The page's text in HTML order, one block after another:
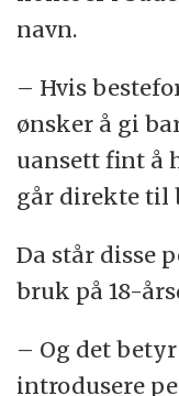
navn.
– Hvis
ønsker å gi
uansett fint å
går direkte til
Da står disse
bruk på 18-
– Og det
introdusere